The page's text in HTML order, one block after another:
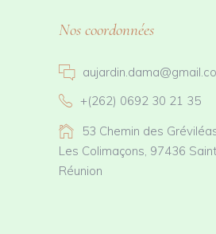
Nos coordonnées
+(262) 0692 30 21 35
53 Chemin des
Les Colimaçons, 97436
Réunion